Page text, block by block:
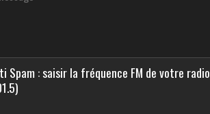
Spam : saisir la fréquence FM de votre radio